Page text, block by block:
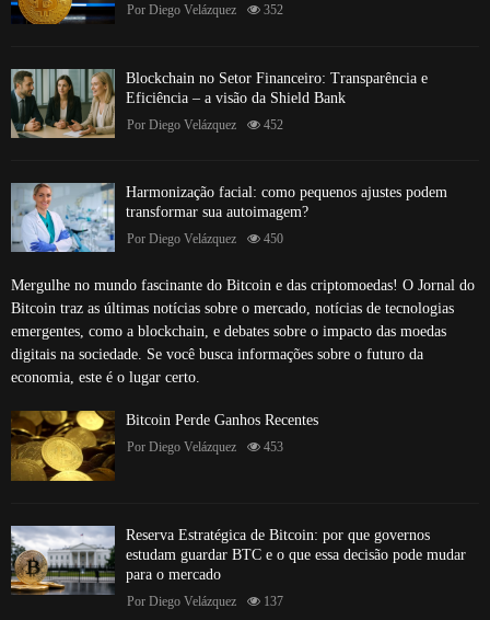
Por Diego Velázquez 352
Blockchain no Setor Financeiro: Transparência e
Eficiência – a visão da Shield Bank
Por Diego Velázquez 452
Harmonização facial: como pequenos ajustes podem
transformar sua autoimagem?
Por Diego Velázquez 450
Mergulhe no mundo fascinante do Bitcoin e das criptomoedas! O Jornal do
Bitcoin traz as últimas notícias sobre o mercado, notícias de tecnologias
emergentes, como a blockchain, e debates sobre o impacto das moedas
digitais na sociedade. Se você busca informações sobre o futuro da
economia, este é o lugar certo.
Bitcoin Perde Ganhos Recentes
Por Diego Velázquez 453
Reserva Estratégica de Bitcoin: por que governos
estudam guardar BTC e o que essa decisão pode mudar
para o mercado
Por Diego Velázquez 137